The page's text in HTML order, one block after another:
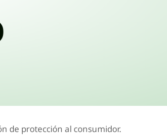
de protección al consumidor.